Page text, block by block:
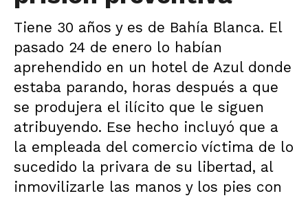
Tiene 30 años y es de Bahía Blanca. El
pasado 24 de enero lo habían
aprehendido en un hotel de Azul donde
estaba parando, horas después a que
se produjera el ilícito que le siguen
atribuyendo. Ese hecho incluyó que a
la empleada del comercio víctima de lo
sucedido la privara de su libertad, al
inmovilizarle las manos y los pies con